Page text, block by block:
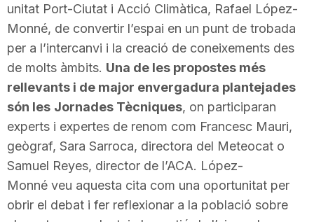
a
g
n
a
unitat Port-Ciutat i Acció Climàtica, Rafael López-
Monné, de convertir l’espai en un punt de trobada
per a l’intercanvi i la creació de coneixements des
de molts àmbits. Una de les propostes més
rellevants i de major envergadura plantejades
són les Jornades Tècniques, on participaran
experts i expertes de renom com Francesc Mauri,
geògraf, Sara Sarroca, directora del Meteocat o
Samuel Reyes, director de l’ACA. López-
Monné veu aquesta cita com una oportunitat per
obrir el debat i fer reflexionar a la població sobre